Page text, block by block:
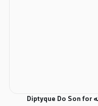
عطر ادکلن دیپتیک دو سان ادوتویلت زنانه Diptyque Do Son for